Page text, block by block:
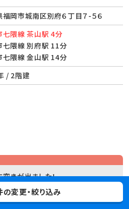
岡市城南区別府６丁目７-５６
七隈線 茶山駅 4分
七隈線 別府駅 11分
七隈線 金山駅 14分
/ 2階建
きが出ました！
！！
変更・絞り込み